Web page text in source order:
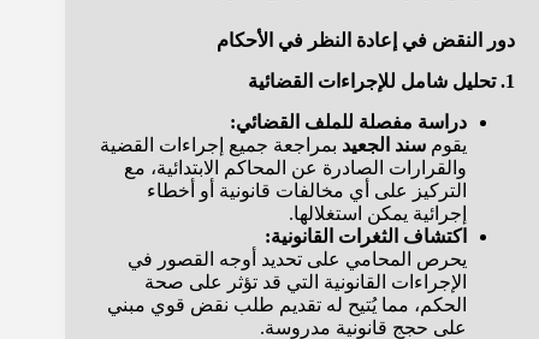
دور النقض في إعادة النظر في الأحكام
1. تحليل شامل للإجراءات القضائية
دراسة مفصلة للملف القضائي:
يقوم سند الجعيد بمراجعة جميع إجراءات القضية
والقرارات الصادرة عن المحاكم الابتدائية، مع
التركيز على أي مخالفات قانونية أو أخطاء
إجرائية يمكن استغلالها.
اكتشاف الثغرات القانونية:
يحرص المحامي على تحديد أوجه القصور في
الإجراءات القانونية التي قد تؤثر على صحة
الحكم، مما يُتيح له تقديم طلب نقض قوي مبني
على حجج قانونية مدروسة.